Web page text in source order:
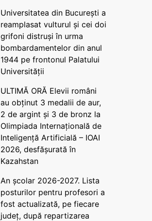
Universitatea din București a
reamplasat vulturul și cei doi
grifoni distruși în urma
bombardamentelor din anul
1944 pe frontonul Palatului
Universității
ULTIMĂ ORĂ Elevii români
au obținut 3 medalii de aur,
2 de argint și 3 de bronz la
Olimpiada Internațională de
Inteligență Artificială – IOAI
2026, desfășurată în
Kazahstan
An școlar 2026-2027. Lista
posturilor pentru profesori a
fost actualizată, pe fiecare
județ, după repartizarea